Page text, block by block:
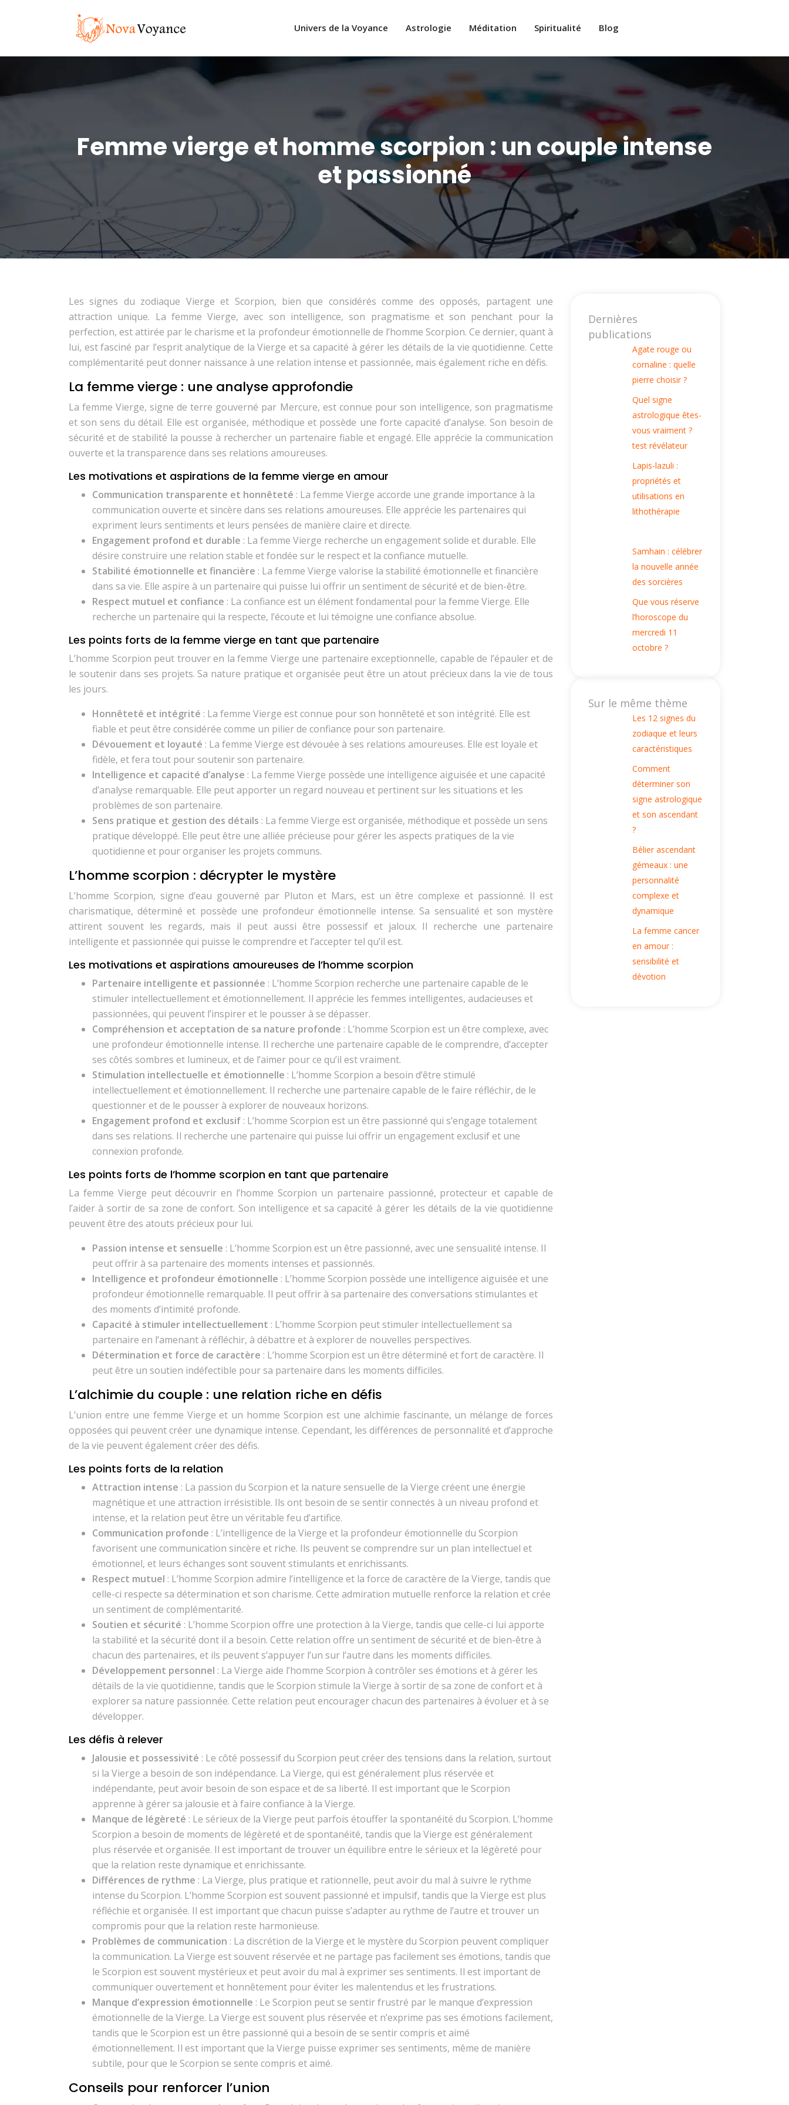
Univers de la Voyance Astrologie Méditation Spiritualité Blog
Femme vierge et homme scorpion : un couple intense
et passionné
Les signes du zodiaque Vierge et Scorpion, bien que considérés comme des opposés, partagent une
attraction unique. La femme Vierge, avec son intelligence, son pragmatisme et son penchant pour la
perfection, est attirée par le charisme et la profondeur émotionnelle de l’homme Scorpion. Ce dernier, quant à
lui, est fasciné par l’esprit analytique de la Vierge et sa capacité à gérer les détails de la vie quotidienne. Cette
complémentarité peut donner naissance à une relation intense et passionnée, mais également riche en défis.
La femme vierge : une analyse approfondie
La femme Vierge, signe de terre gouverné par Mercure, est connue pour son intelligence, son pragmatisme
et son sens du détail. Elle est organisée, méthodique et possède une forte capacité d’analyse. Son besoin de
sécurité et de stabilité la pousse à rechercher un partenaire fiable et engagé. Elle apprécie la communication
ouverte et la transparence dans ses relations amoureuses.
Les motivations et aspirations de la femme vierge en amour
Communication transparente et honnêteté : La femme Vierge accorde une grande importance à la
communication ouverte et sincère dans ses relations amoureuses. Elle apprécie les partenaires qui
expriment leurs sentiments et leurs pensées de manière claire et directe.
Engagement profond et durable : La femme Vierge recherche un engagement solide et durable. Elle
désire construire une relation stable et fondée sur le respect et la confiance mutuelle.
Stabilité émotionnelle et financière : La femme Vierge valorise la stabilité émotionnelle et financière
dans sa vie. Elle aspire à un partenaire qui puisse lui offrir un sentiment de sécurité et de bien-être.
Respect mutuel et confiance : La confiance est un élément fondamental pour la femme Vierge. Elle
recherche un partenaire qui la respecte, l’écoute et lui témoigne une confiance absolue.
Les points forts de la femme vierge en tant que partenaire
L’homme Scorpion peut trouver en la femme Vierge une partenaire exceptionnelle, capable de l’épauler et de
le soutenir dans ses projets. Sa nature pratique et organisée peut être un atout précieux dans la vie de tous
les jours.
Honnêteté et intégrité : La femme Vierge est connue pour son honnêteté et son intégrité. Elle est
fiable et peut être considérée comme un pilier de confiance pour son partenaire.
Dévouement et loyauté : La femme Vierge est dévouée à ses relations amoureuses. Elle est loyale et
fidèle, et fera tout pour soutenir son partenaire.
Intelligence et capacité d’analyse : La femme Vierge possède une intelligence aiguisée et une capacité
d’analyse remarquable. Elle peut apporter un regard nouveau et pertinent sur les situations et les
problèmes de son partenaire.
Sens pratique et gestion des détails : La femme Vierge est organisée, méthodique et possède un sens
pratique développé. Elle peut être une alliée précieuse pour gérer les aspects pratiques de la vie
quotidienne et pour organiser les projets communs.
L’homme scorpion : décrypter le mystère
L’homme Scorpion, signe d’eau gouverné par Pluton et Mars, est un être complexe et passionné. Il est
charismatique, déterminé et possède une profondeur émotionnelle intense. Sa sensualité et son mystère
attirent souvent les regards, mais il peut aussi être possessif et jaloux. Il recherche une partenaire
intelligente et passionnée qui puisse le comprendre et l’accepter tel qu’il est.
Les motivations et aspirations amoureuses de l’homme scorpion
Partenaire intelligente et passionnée : L’homme Scorpion recherche une partenaire capable de le
stimuler intellectuellement et émotionnellement. Il apprécie les femmes intelligentes, audacieuses et
passionnées, qui peuvent l’inspirer et le pousser à se dépasser.
Compréhension et acceptation de sa nature profonde : L’homme Scorpion est un être complexe, avec
une profondeur émotionnelle intense. Il recherche une partenaire capable de le comprendre, d’accepter
ses côtés sombres et lumineux, et de l’aimer pour ce qu’il est vraiment.
Stimulation intellectuelle et émotionnelle : L’homme Scorpion a besoin d’être stimulé
intellectuellement et émotionnellement. Il recherche une partenaire capable de le faire réfléchir, de le
questionner et de le pousser à explorer de nouveaux horizons.
Engagement profond et exclusif : L’homme Scorpion est un être passionné qui s’engage totalement
dans ses relations. Il recherche une partenaire qui puisse lui offrir un engagement exclusif et une
connexion profonde.
Les points forts de l’homme scorpion en tant que partenaire
La femme Vierge peut découvrir en l’homme Scorpion un partenaire passionné, protecteur et capable de
l’aider à sortir de sa zone de confort. Son intelligence et sa capacité à gérer les détails de la vie quotidienne
peuvent être des atouts précieux pour lui.
Passion intense et sensuelle : L’homme Scorpion est un être passionné, avec une sensualité intense. Il
peut offrir à sa partenaire des moments intenses et passionnés.
Intelligence et profondeur émotionnelle : L’homme Scorpion possède une intelligence aiguisée et une
profondeur émotionnelle remarquable. Il peut offrir à sa partenaire des conversations stimulantes et
des moments d’intimité profonde.
Capacité à stimuler intellectuellement : L’homme Scorpion peut stimuler intellectuellement sa
partenaire en l’amenant à réfléchir, à débattre et à explorer de nouvelles perspectives.
Détermination et force de caractère : L’homme Scorpion est un être déterminé et fort de caractère. Il
peut être un soutien indéfectible pour sa partenaire dans les moments difficiles.
L’alchimie du couple : une relation riche en défis
L’union entre une femme Vierge et un homme Scorpion est une alchimie fascinante, un mélange de forces
opposées qui peuvent créer une dynamique intense. Cependant, les différences de personnalité et d’approche
de la vie peuvent également créer des défis.
Les points forts de la relation
Attraction intense : La passion du Scorpion et la nature sensuelle de la Vierge créent une énergie
magnétique et une attraction irrésistible. Ils ont besoin de se sentir connectés à un niveau profond et
intense, et la relation peut être un véritable feu d’artifice.
Communication profonde : L’intelligence de la Vierge et la profondeur émotionnelle du Scorpion
favorisent une communication sincère et riche. Ils peuvent se comprendre sur un plan intellectuel et
émotionnel, et leurs échanges sont souvent stimulants et enrichissants.
Respect mutuel : L’homme Scorpion admire l’intelligence et la force de caractère de la Vierge, tandis que
celle-ci respecte sa détermination et son charisme. Cette admiration mutuelle renforce la relation et crée
un sentiment de complémentarité.
Soutien et sécurité : L’homme Scorpion offre une protection à la Vierge, tandis que celle-ci lui apporte
la stabilité et la sécurité dont il a besoin. Cette relation offre un sentiment de sécurité et de bien-être à
chacun des partenaires, et ils peuvent s’appuyer l’un sur l’autre dans les moments difficiles.
Développement personnel : La Vierge aide l’homme Scorpion à contrôler ses émotions et à gérer les
détails de la vie quotidienne, tandis que le Scorpion stimule la Vierge à sortir de sa zone de confort et à
explorer sa nature passionnée. Cette relation peut encourager chacun des partenaires à évoluer et à se
développer.
Les défis à relever
Jalousie et possessivité : Le côté possessif du Scorpion peut créer des tensions dans la relation, surtout
si la Vierge a besoin de son indépendance. La Vierge, qui est généralement plus réservée et
indépendante, peut avoir besoin de son espace et de sa liberté. Il est important que le Scorpion
apprenne à gérer sa jalousie et à faire confiance à la Vierge.
Manque de légèreté : Le sérieux de la Vierge peut parfois étouffer la spontanéité du Scorpion. L’homme
Scorpion a besoin de moments de légèreté et de spontanéité, tandis que la Vierge est généralement
plus réservée et organisée. Il est important de trouver un équilibre entre le sérieux et la légèreté pour
que la relation reste dynamique et enrichissante.
Différences de rythme : La Vierge, plus pratique et rationnelle, peut avoir du mal à suivre le rythme
intense du Scorpion. L’homme Scorpion est souvent passionné et impulsif, tandis que la Vierge est plus
réfléchie et organisée. Il est important que chacun puisse s’adapter au rythme de l’autre et trouver un
compromis pour que la relation reste harmonieuse.
Problèmes de communication : La discrétion de la Vierge et le mystère du Scorpion peuvent compliquer
la communication. La Vierge est souvent réservée et ne partage pas facilement ses émotions, tandis que
le Scorpion est souvent mystérieux et peut avoir du mal à exprimer ses sentiments. Il est important de
communiquer ouvertement et honnêtement pour éviter les malentendus et les frustrations.
Manque d’expression émotionnelle : Le Scorpion peut se sentir frustré par le manque d’expression
émotionnelle de la Vierge. La Vierge est souvent plus réservée et n’exprime pas ses émotions facilement,
tandis que le Scorpion est un être passionné qui a besoin de se sentir compris et aimé
émotionnellement. Il est important que la Vierge puisse exprimer ses sentiments, même de manière
subtile, pour que le Scorpion se sente compris et aimé.
Conseils pour renforcer l’union
Dernières
publications
Agate rouge ou
cornaline : quelle
pierre choisir ?
Quel signe
astrologique êtes-
vous vraiment ?
test révélateur
Lapis-lazuli :
propriétés et
utilisations en
lithothérapie
Samhain : célébrer
la nouvelle année
des sorcières
Que vous réserve
l’horoscope du
mercredi 11
octobre ?
Sur le même thème
Les 12 signes du
zodiaque et leurs
caractéristiques
Comment
déterminer son
signe astrologique
et son ascendant
?
Bélier ascendant
gémeaux : une
personnalité
complexe et
dynamique
La femme cancer
en amour :
sensibilité et
dévotion